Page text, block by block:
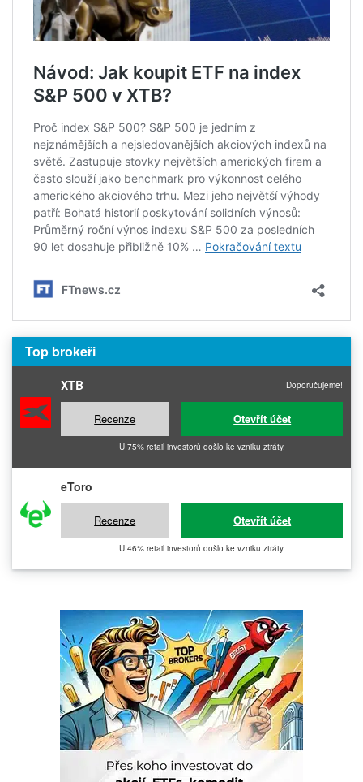
Top brokeři
XTB Doporučujeme!
Recenze Otevřít účet
U 75% retail investorů došlo ke vzniku ztráty.
eToro
Recenze Otevřít účet
U 46% retail investorů došlo ke vzniku ztráty.